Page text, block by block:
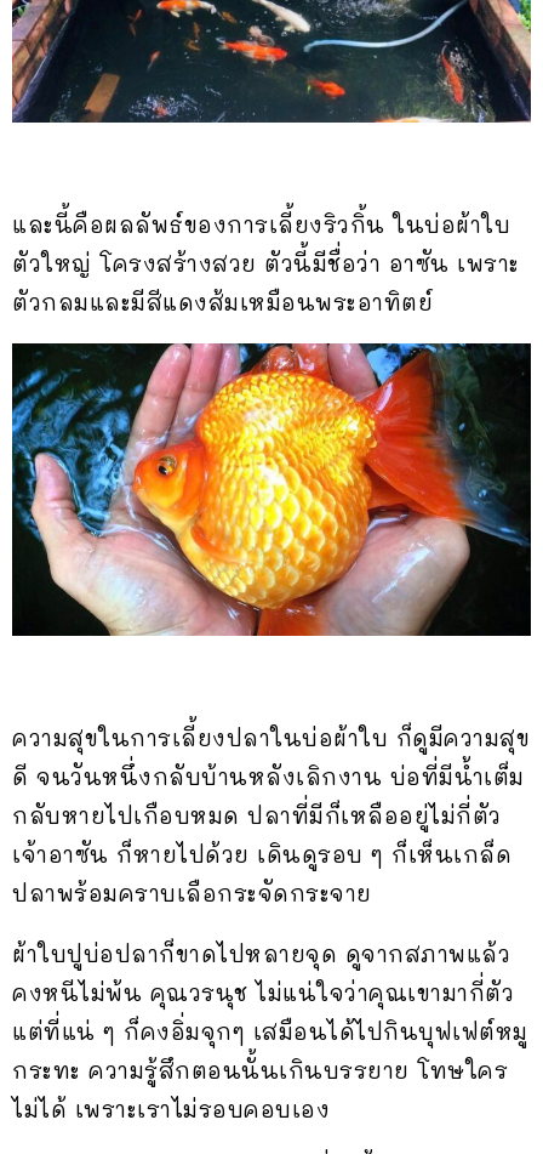
และนี้คือผลลัพธ์ของการเลี้ยงริวกิ้น ในบ่อผ้าใบ
ตัวใหญ่ โครงสร้างสวย ตัวนี้มีชื่อว่า อาซัน เพราะ
ตัวกลมและมีสีแดงส้มเหมือนพระอาทิตย์
ความสุขในการเลี้ยงปลาในบ่อผ้าใบ ก็ดูมีความสุข
ดี จนวันหนึ่งกลับบ้านหลังเลิกงาน บ่อที่มีน้ำเต็ม
กลับหายไปเกือบหมด ปลาที่มีก็เหลืออยู่ไม่กี่ตัว
เจ้าอาซัน ก็หายไปด้วย เดินดูรอบ ๆ ก็เห็นเกล็ด
ปลาพร้อมคราบเลือกระจัดกระจาย
ผ้าใบปูบ่อปลาก็ขาดไปหลายจุด ดูจากสภาพแล้ว
คงหนีไม่พ้น คุณวรนุช ไม่แน่ใจว่าคุณเขามากี่ตัว
แต่ที่แน่ ๆ ก็คงอิ่มจุกๆ เสมือนได้ไปกินบุฟเฟต์หมู
กระทะ ความรู้สึกตอนนั้นเกินบรรยาย โทษใคร
ไม่ได้ เพราะเราไม่รอบคอบเอง